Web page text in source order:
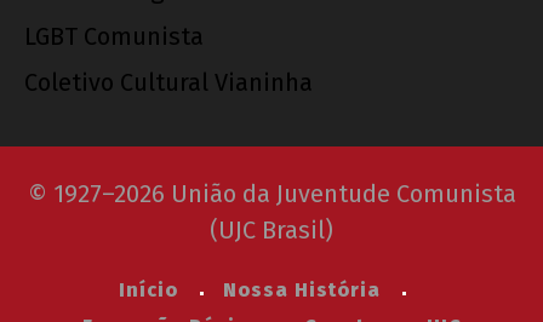
LGBT Comunista
Coletivo Cultural Vianinha
© 1927–2026 União da Juventude Comunista
(UJC Brasil)
Início
Nossa História